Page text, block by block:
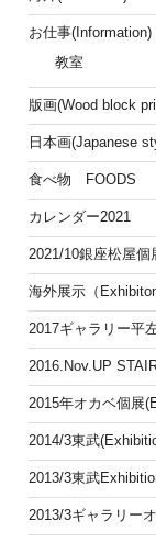
お仕事(Information)
教室
版画(Wood block
日本画(Japanese
食べ物 FOODS
カレンダー2021
2021/10銀座松屋個
海外展示（
2017ギャラリー平
2016.Nov.UP
2015年オカベ個展
2014/3東武
2013/3東武
2013/3ギャラリー